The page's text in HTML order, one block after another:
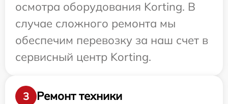
осмотра оборудования Korting. В
случае сложного ремонта мы
обеспечим перевозку за наш счет в
сервисный центр Korting.
3
Ремонт техники